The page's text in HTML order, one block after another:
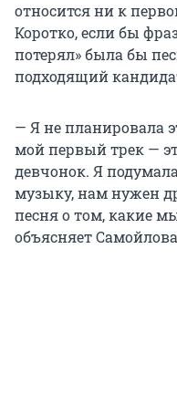
относится ни к
Коротко, если бы
потерял» была бы
подходящий
— Я не планировала
мой первый трек —
девчонок. Я
музыку, нам нужен
песня о том, какие
объясняет